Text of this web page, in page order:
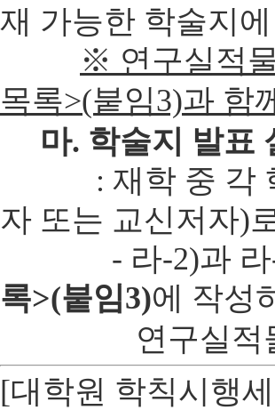
재 가능한 학술지
※ 연구실적
목록>(붙임3)과 함
마. 학술지 발표
: 재학 중 각 학
자 또는 교신저자)
- 라-2)과 라-3)
록>(붙임3)에 작성
연구실적물 또
[대학원 학칙시행